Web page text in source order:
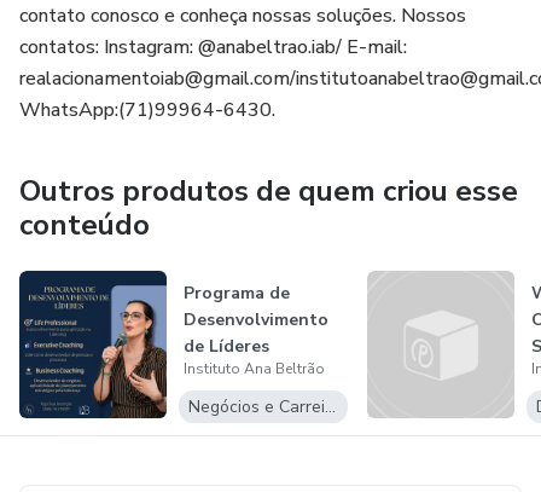
Tecnologia e Inovação no Atendimento:
Veja como a tecnologia pode melhorar a eficiência e a
qualidade do atendimento ao cliente.
transformar seu atendimento.
Inspire-se com exemplos de empresas que são referência
em atendimento ao cliente.
Adote melhores práticas e aplique-as no seu negócio.
contato conosco e conheça nossas soluções. Nossos
contatos: Instagram: @anabeltrao.iab/ E-mail:
realacionamentoiab@gmail.com/
WhatsApp:(71)99964-6430.
Outros produtos de quem criou esse
conteúdo
Programa de
Desenvolvimento
de Líderes
Instituto Ana Beltrão
Negócios e Carreira